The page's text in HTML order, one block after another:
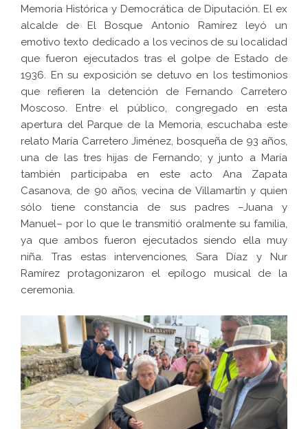
Memoria Histórica y Democrática de Diputación. El ex
alcalde de El Bosque Antonio Ramírez leyó un
emotivo texto dedicado a los vecinos de su localidad
que fueron ejecutados tras el golpe de Estado de
1936. En su exposición se detuvo en los testimonios
que refieren la detención de Fernando Carretero
Moscoso. Entre el público, congregado en esta
apertura del Parque de la Memoria, escuchaba este
relato María Carretero Jiménez, bosqueña de 93 años,
una de las tres hijas de Fernando; y junto a María
también participaba en este acto Ana Zapata
Casanova, de 90 años, vecina de Villamartín y quien
sólo tiene constancia de sus padres –Juana y
Manuel– por lo que le transmitió oralmente su familia,
ya que ambos fueron ejecutados siendo ella muy
niña. Tras estas intervenciones, Sara Díaz y Nur
Ramírez protagonizaron el epílogo musical de la
ceremonia.